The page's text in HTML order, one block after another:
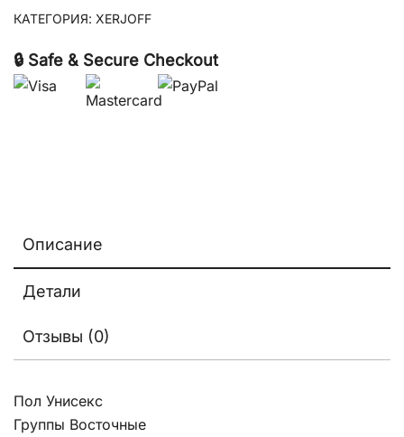
КАТЕГОРИЯ: XERJOFF
🔒 Safe & Secure Checkout
Описание
Детали
Отзывы (0)
Пол Унисекс
Группы Восточные